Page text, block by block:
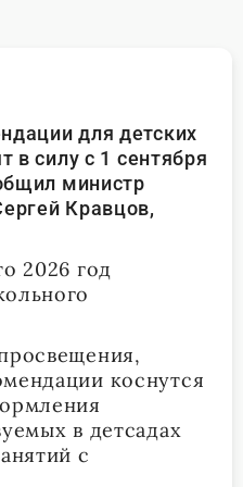
для детских
в силу с 1 сентября
министр
Кравцов,
2026 год
коснутся
в детсадах
с